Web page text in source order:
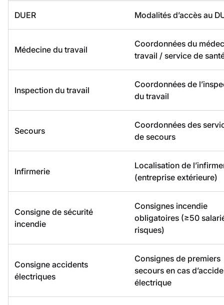
DUER Modalités d’accès au
Médecine du travail
Coordonnées du
travail / service de
Inspection du travail
Coordonnées de
du travail
Secours
Coordonnées des
de secours
Infirmerie
Localisation de
(entreprise extérieure)
Consigne de sécurité
incendie
Consignes incendie
obligatoires (≥50
risques)
Consigne accidents
électriques
Consignes de premiers
secours en cas
électrique